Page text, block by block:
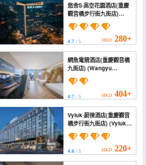
悠舍S·高空花園酒店(重慶
觀音橋步行街九街店)
(Youshe S · High
Altitude Garden Hotel
(Chongqing
Guanyinqiao
Pedestrian Street Jiujie
Branch))
4.7/ 5 HKD 280+
網魚電競酒店(重慶觀音橋
九街店) (Wangyu
Esports Hotel
(Chongqing
Guanyinqiao 9th
Street))
4.7/ 5 HKD 404+
Vyluk·蔚徠酒店(重慶觀音
橋步行街九街店) (Vyluk
Hotel ((Chongqing
Guanyinqiao
Pedestrian Street Jiujie
Branch))
4.6/ 5 HKD 220+